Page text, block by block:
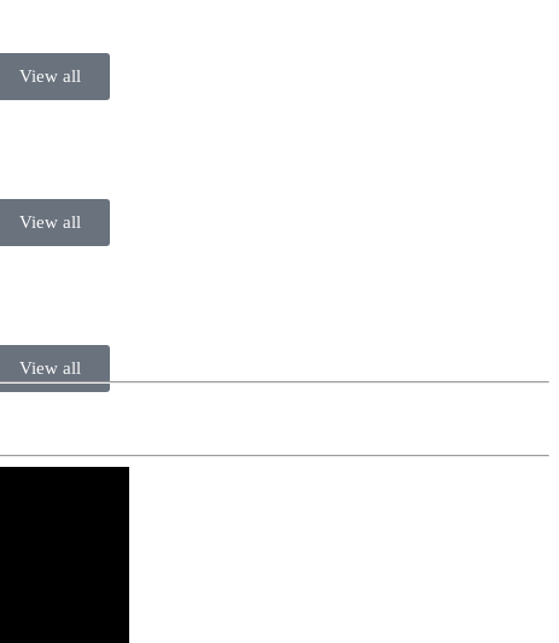
View all
View all
View all